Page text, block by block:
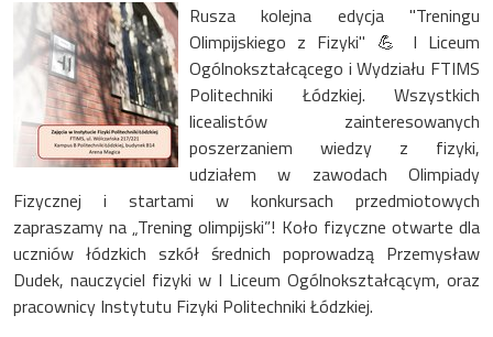
Rusza kolejna edycja "Treningu
Olimpijskiego z Fizyki" 💪 I Liceum
Ogólnokształcącego i Wydziału FTIMS
Politechniki Łódzkiej. Wszystkich
licealistów zainteresowanych
poszerzaniem wiedzy z fizyki,
udziałem w zawodach Olimpiady
Fizycznej i startami w konkursach przedmiotowych
zapraszamy na „Trening olimpijski”! Koło fizyczne otwarte dla
uczniów łódzkich szkół średnich poprowadzą Przemysław
Dudek, nauczyciel fizyki w I Liceum Ogólnokształcącym, oraz
pracownicy Instytutu Fizyki Politechniki Łódzkiej.